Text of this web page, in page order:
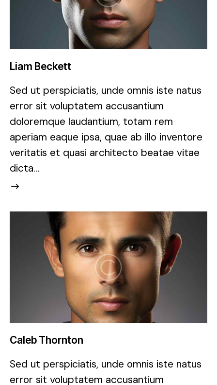
Liam Beckett
Sed ut perspiciatis, unde omnis iste natus
error sit voluptatem accusantium
doloremque laudantium, totam rem
aperiam eaque ipsa, quae ab illo inventore
veritatis et quasi architecto beatae vitae
dicta…
Caleb Thornton
Sed ut perspiciatis, unde omnis iste natus
error sit voluptatem accusantium